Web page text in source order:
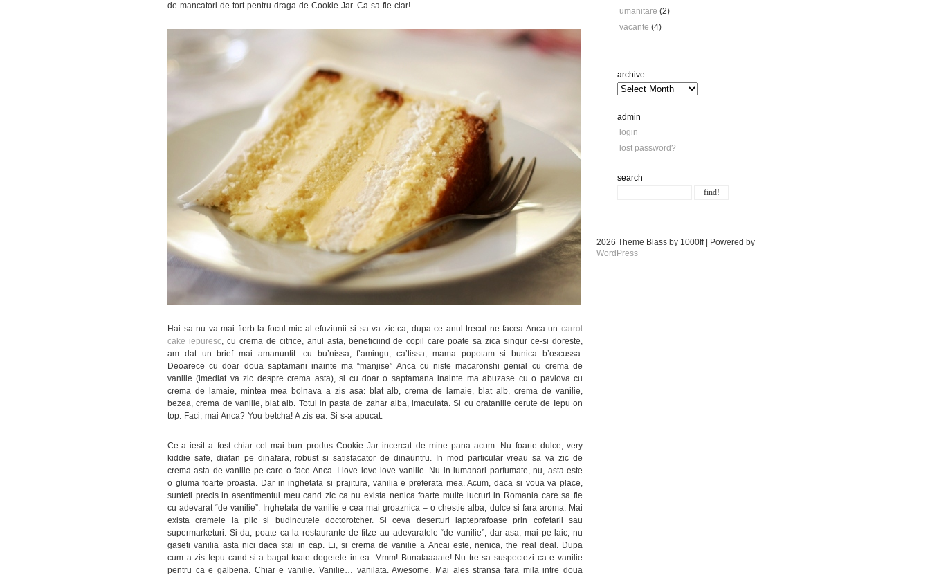
umanitare (2)
vacante (4)
archive
admin
login
lost password?
search
de mancatori de tort pentru draga de Cookie Jar. Ca sa fie clar!
Hai sa nu va mai fierb la focul mic al efuziunii si sa va zic ca, dupa ce anul trecut ne facea Anca un carrot
cake iepuresc, cu crema de citrice, anul asta, beneficiind de copil care poate sa zica singur ce-si doreste,
am dat un brief mai amanuntit: cu bu’nissa, f’amingu, ca’tissa, mama popotam si bunica b’oscussa.
Deoarece cu doar doua saptamani inainte ma “manjise” Anca cu niste macaronshi genial cu crema de
vanilie (imediat va zic despre crema asta), si cu doar o saptamana inainte ma abuzase cu o pavlova cu
crema de lamaie, mintea mea bolnava a zis asa: blat alb, crema de lamaie, blat alb, crema de vanilie,
bezea, crema de vanilie, blat alb. Totul in pasta de zahar alba, imaculata. Si cu orataniile cerute de Iepu on
top. Faci, mai Anca? You betcha! A zis ea. Si s-a apucat.
Ce-a iesit a fost chiar cel mai bun produs Cookie Jar incercat de mine pana acum. Nu foarte dulce, very
kiddie safe, diafan pe dinafara, robust si satisfacator de dinauntru. In mod particular vreau sa va zic de
crema asta de vanilie pe care o face Anca. I love love love vanilie. Nu in lumanari parfumate, nu, asta este
o gluma foarte proasta. Dar in inghetata si prajitura, vanilia e preferata mea. Acum, daca si voua va place,
sunteti precis in asentimentul meu cand zic ca nu exista nenica foarte multe lucruri in Romania care sa fie
cu adevarat “de vanilie”. Inghetata de vanilie e cea mai groaznica – o chestie alba, dulce si fara aroma. Mai
exista cremele la plic si budincutele doctorotcher. Si ceva deserturi lapteprafoase prin cofetarii sau
supermarketuri. Si da, poate ca la restaurante de fitze au adevaratele “de vanilie”, dar asa, mai pe laic, nu
gaseti vanilia asta nici daca stai in cap. Ei, si crema de vanilie a Ancai este, nenica, the real deal. Dupa
cum a zis Iepu cand si-a bagat toate degetele in ea: Mmm! Bunataaaate! Nu tre sa suspectezi ca e vanilie
pentru ca e galbena. Chiar e vanilie. Vanilie… vanilata. Awesome. Mai ales stransa fara mila intre doua
2026 Theme Blass by 1000ff | Powered by
WordPress